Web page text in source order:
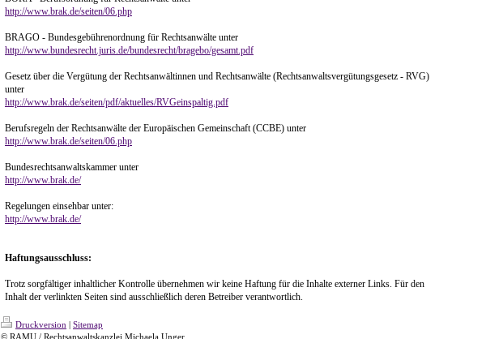
http://www.brak.de/seiten/06.php
BRAGO - Bundesgebührenordnung für Rechtsanwälte unter
http://www.bundesrecht.juris.de/bundesrecht/bragebo/gesamt.pdf
Gesetz über die Vergütung der Rechtsanwältinnen und Rechtsanwälte (Rechtsanwaltsvergütungsgesetz - RVG)
unter
http://www.brak.de/seiten/pdf/aktuelles/RVGeinspaltig.pdf
Berufsregeln der Rechtsanwälte der Europäischen Gemeinschaft (CCBE) unter
http://www.brak.de/seiten/06.php
Bundesrechtsanwaltskammer unter
http://www.brak.de/
Regelungen einsehbar unter:
http://www.brak.de/
Haftungsausschluss:
Trotz sorgfältiger inhaltlicher Kontrolle übernehmen wir keine Haftung für die Inhalte externer Links. Für den
Inhalt der verlinkten Seiten sind ausschließlich deren Betreiber verantwortlich.
Druckversion | Sitemap
© RAMU / Rechtsanwaltskanzlei Michaela Unger